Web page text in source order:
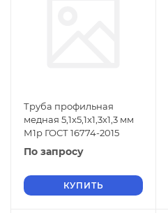
Труба профильная
медная 5,1x5,1x1,3x1,3 мм
М1р ГОСТ 16774-2015
По запросу
КУПИТЬ